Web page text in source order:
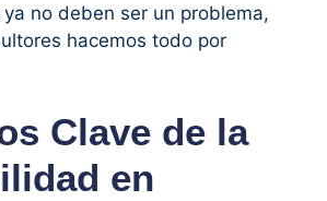
no deben ser un problema,
hacemos todo por
Clave de la
en